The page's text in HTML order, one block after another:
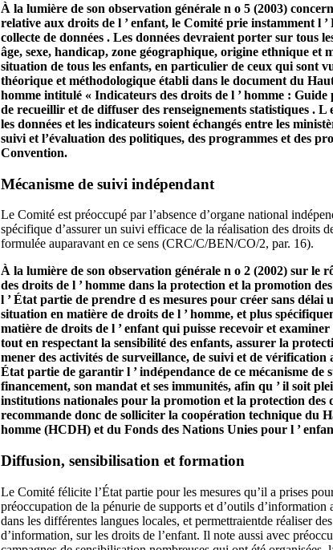
À la lumière de son observation générale n o 5 (2003)
relative aux droits de l ’ enfant, le Comité prie instamment l
collecte de données . Les données devraient porter sur tous
âge, sexe, handicap, zone géographique, origine ethnique et
situation de tous les enfants, en particulier de ceux qui sont
théorique et méthodologique établi dans le document du
homme intitulé « Indicateurs des droits de l ’ homme :
de recueillir et de diffuser des renseignements statistiques .
les données et les indicateurs soient échangés entre les
suivi et l’évaluation des politiques, des programmes et des
Convention.
Mécanisme de suivi indépendant
Le Comité est préoccupé par l’absence d’organe national
spécifique d’assurer un suivi efficace de la réalisation des droits
formulée auparavant en ce sens (CRC/C/BEN/CO/2, par. 16).
À la lumière de son observation générale n o 2 (2002) sur le
des droits de l ’ homme dans la protection et la promotion
l ’ État partie de prendre d es mesures pour créer sans
situation en matière de droits de l ’ homme, et plus
matière de droits de l ’ enfant qui puisse recevoir et
tout en respectant la sensibilité des enfants, assurer la
mener des activités de surveillance, de suivi et de
État partie de garantir l ’ indépendance de ce mécanisme de
financement, son mandat et ses immunités, afin qu ’ il soit
institutions nationales pour la promotion et la protection des
recommande donc de solliciter la coopération technique du
homme (HCDH) et du Fonds des Nations Unies pour l ’
Diffusion, sensibilisation et formation
Le Comité félicite l’État partie pour les mesures qu’il a prises
préoccupation de la pénurie de supports et d’outils
dans les différentes langues locales, et permettraientde réaliser
d’information, sur les droits de l’enfant. Il note aussi avec